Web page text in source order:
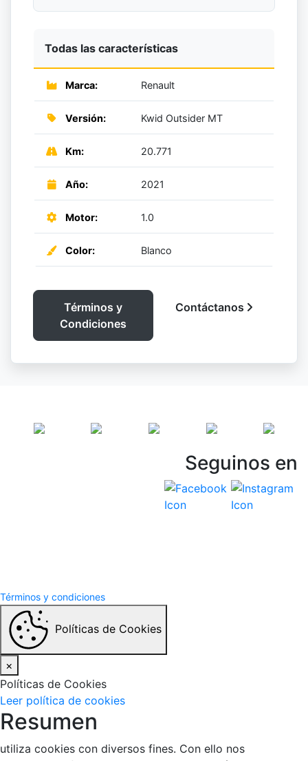
Todas las características
Marca: Renault
Versión: Kwid Outsider MT
Km: 20.771
Año: 2021
Motor: 1.0
Color: Blanco
Términos y
Condiciones
Contáctanos
Seguinos en
Términos y condiciones
Políticas de Cookies
×
Políticas de Cookies
Leer política de cookies
Resumen
utiliza cookies con diversos fines. Con ello nos